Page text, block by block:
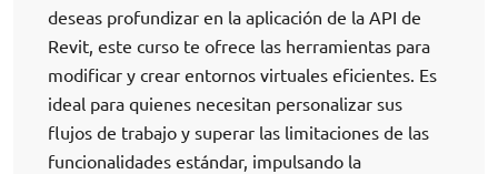
deseas profundizar en la aplicación de la API de
Revit, este curso te ofrece las herramientas para
modificar y crear entornos virtuales eficientes. Es
ideal para quienes necesitan personalizar sus
flujos de trabajo y superar las limitaciones de las
funcionalidades estándar, impulsando la